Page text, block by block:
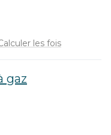
les fois
gaz